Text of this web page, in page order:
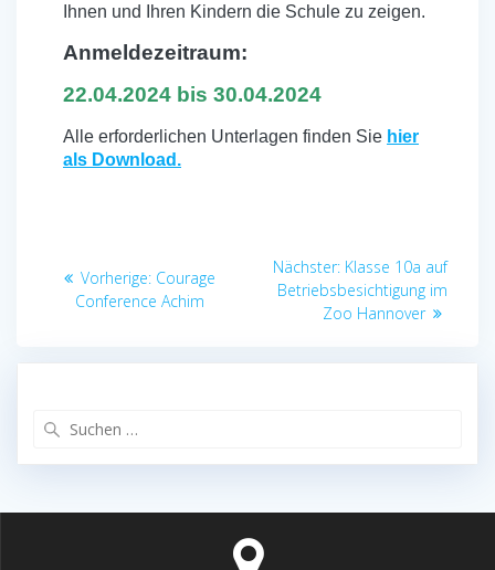
Ihnen und Ihren Kindern die Schule zu zeigen.
Anmeldezeitraum:
22.04.2024 bis 30.04.2024
Alle erforderlichen Unterlagen finden Sie hier
als Download.
Beitragsnavigation
Vorherige: Vorheriger
Beitrag:
Courage
Conference Achim
Nächster: Nächster
Beitrag:
Klasse 10a auf
Betriebsbesichtigung im
Zoo Hannover